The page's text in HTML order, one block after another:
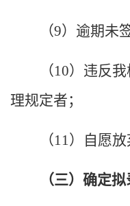
（9）逾期未
（10）违反
理规定者；
（11）自愿放
（三）确定